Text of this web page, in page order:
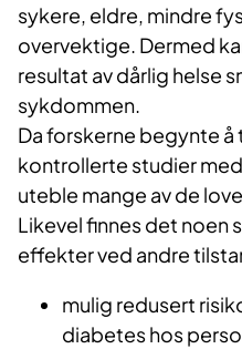
sykere, eldre, mindre
overvektige. Dermed
resultat av dårlig helse
sykdommen.
Da forskerne begynte å
kontrollerte studier
uteble mange av de
Likevel finnes det noen
effekter ved andre
mulig redusert
diabetes hos